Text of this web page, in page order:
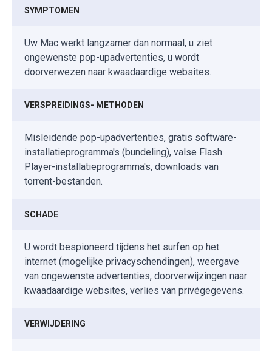
SYMPTOMEN
Uw Mac werkt langzamer dan normaal, u ziet
ongewenste pop-upadvertenties, u wordt
doorverwezen naar kwaadaardige websites.
VERSPREIDINGS- METHODEN
Misleidende pop-upadvertenties, gratis software-
installatieprogramma's (bundeling), valse Flash
Player-installatieprogramma's, downloads van
torrent-bestanden.
SCHADE
U wordt bespioneerd tijdens het surfen op het
internet (mogelijke privacyschendingen), weergave
van ongewenste advertenties, doorverwijzingen naar
kwaadaardige websites, verlies van privégegevens.
VERWIJDERING